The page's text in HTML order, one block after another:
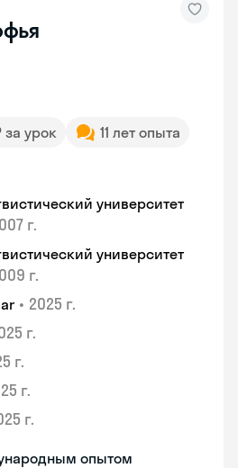
за урок
11 лет опыта
университет
г.
университет
г.
• 2025 г.
г.
г.
г.
г.
опытом